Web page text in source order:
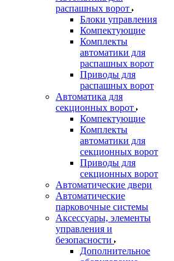
распашных ворот
Блоки управления
Компектующие
Комплекты
автоматики для
распашных ворот
Приводы для
распашных ворот
Автоматика для
секционных ворот
Компектующие
Комплекты
автоматики для
секционных ворот
Приводы для
секционных ворот
Автоматические двери
Автоматические
парковочные системы
Аксессуары, элементы
управления и
безопасности
Дополнительное